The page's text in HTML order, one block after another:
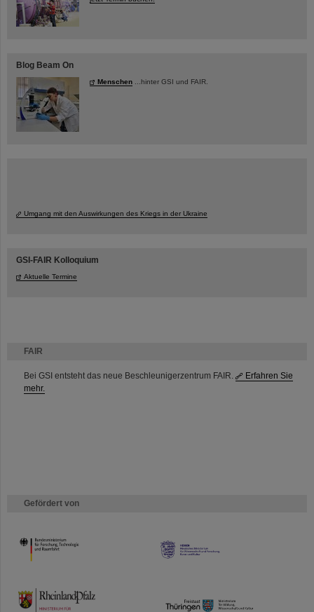
FAIR
Bei GSI entsteht das neue Beschleunigerzentrum FAIR.
Erfahren Sie
mehr.
Gefördert von
HMWK
TMWWDG
Blog Beam On
Menschen ...hinter GSI und FAIR.
Umgang mit den Auswirkungen des Kriegs in der Ukraine
GSI-FAIR Kolloquium
Aktuelle Termine